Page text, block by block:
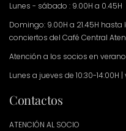
Lunes - sábado : 9.00H a 0.45H
Domingo: 9.00H a 21.45H
conciertos del Café Central
Atención a los socios en
Lunes a jueves de 10:30-14:00H |
Contactos
ATENCIÓN AL SOCIO